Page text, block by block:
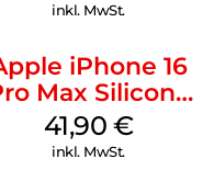
inkl. MwSt.
iPhone 16
Max Silicone
Case MagSafe
Ultramarine
41,90 €
inkl. MwSt.